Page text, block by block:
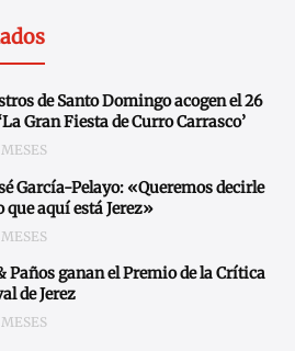
de Santo Domingo acogen el 26
Gran Fiesta de Curro Carrasco’
García-Pelayo: «Queremos decirle
que aquí está Jerez»
Paños ganan el Premio de la Crítica
de Jerez